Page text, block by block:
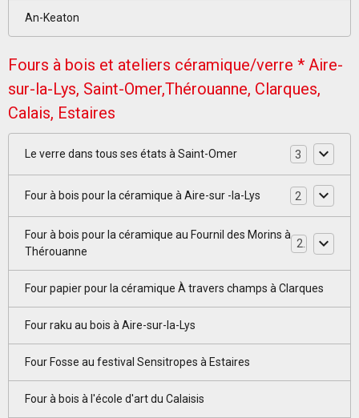
An-Keaton
Fours à bois et ateliers céramique/verre * Aire-
sur-la-Lys, Saint-Omer,Thérouanne, Clarques,
Calais, Estaires
Le verre dans tous ses états à Saint-Omer 3
Four à bois pour la céramique à Aire-sur -la-Lys 2
Four à bois pour la céramique au Fournil des Morins à
Thérouanne
Four papier pour la céramique À travers champs à Clarques
Four raku au bois à Aire-sur-la-Lys
Four Fosse au festival Sensitropes à Estaires
Four à bois à l'école d'art du Calaisis